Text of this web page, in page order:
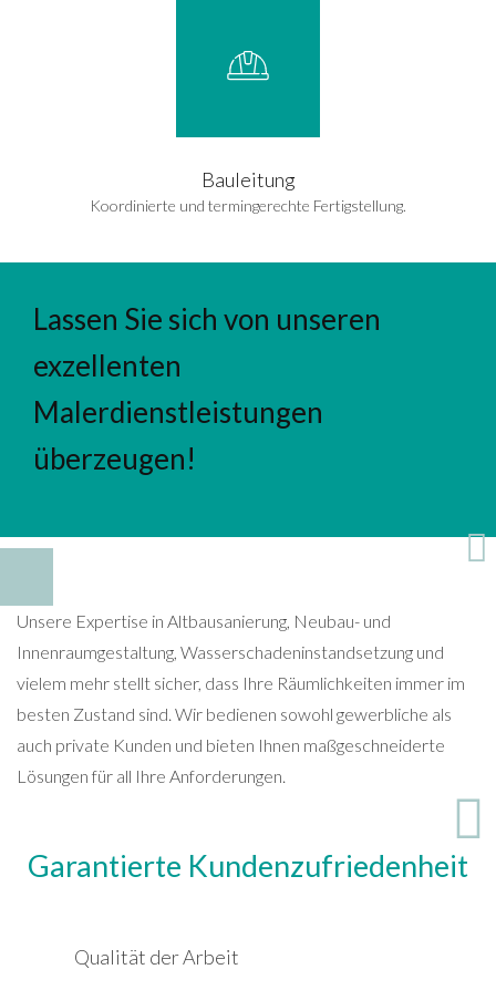
Bauleitung
Koordinierte und termingerechte Fertigstellung.
Lassen Sie sich von unseren
exzellenten
Malerdienstleistungen
überzeugen!
Unsere Expertise in Altbausanierung, Neubau- und
Innenraumgestaltung, Wasserschadeninstandsetzung und
vielem mehr stellt sicher, dass Ihre Räumlichkeiten immer im
besten Zustand sind. Wir bedienen sowohl gewerbliche als
auch private Kunden und bieten Ihnen maßgeschneiderte
Lösungen für all Ihre Anforderungen.
Garantierte Kundenzufriedenheit
Qualität der Arbeit